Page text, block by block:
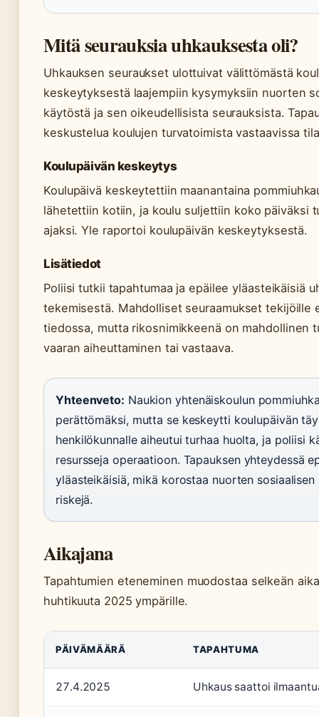
Mitä seurauksia uhkauksesta oli?
Uhkauksen seuraukset ulottuivat välittömästä
keskeytyksestä laajempiin kysymyksiin nuorten
käytöstä ja sen oikeudellisista seurauksista.
keskustelua koulujen turvatoimista vastaavissa
Koulupäivän keskeytys
Koulupäivä keskeytettiin maanantaina
lähetettiin kotiin, ja koulu suljettiin koko päiväksi
ajaksi. Yle raportoi koulupäivän keskeytyksestä.
Lisätiedot
Poliisi tutkii tapahtumaa ja epäilee yläasteikäisiä
tekemisestä. Mahdolliset seuraamukset tekijöille
tiedossa, mutta rikosnimikkeenä on mahdollinen
vaaran aiheuttaminen tai vastaava.
Yhteenveto: Naukion yhtenäiskoulun
perättömäksi, mutta se keskeytti koulupäivän
henkilökunnalle aiheutui turhaa huolta, ja poliisi
resursseja operaatioon. Tapauksen yhteydessä
yläasteikäisiä, mikä korostaa nuorten
riskejä.
Aikajana
Tapahtumien eteneminen muodostaa selkeän
huhtikuuta 2025 ympärille.
PÄIVÄMÄÄRÄ TAPAHTUMA
27.4.2025 Uhkaus saattoi